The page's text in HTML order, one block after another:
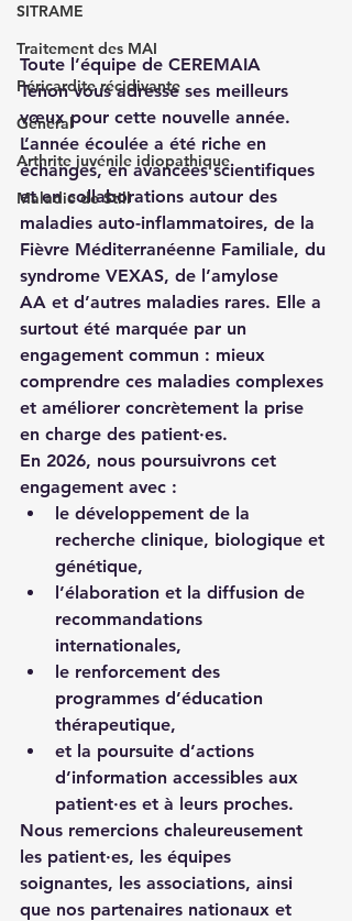
SITRAME
Traitement des MAI
Péricardite récidivante
Général
Arthrite juvénile idiopathique
Maladie de Still
Toute l’équipe de CEREMAIA
Tenon vous adresse ses meilleurs
vœux pour cette nouvelle année.
L’année écoulée a été riche en
échanges, en avancées scientifiques
et en collaborations autour des
maladies auto-inflammatoires, de la
Fièvre Méditerranéenne Familiale, du
syndrome VEXAS, de l’amylose
AA et d’autres maladies rares. Elle a
surtout été marquée par un
engagement commun : mieux
comprendre ces maladies complexes
et améliorer concrètement la prise
en charge des patient·es.
En 2026, nous poursuivrons cet
engagement avec :
le développement de la
recherche clinique, biologique et
génétique,
l’élaboration et la diffusion de
recommandations
internationales,
le renforcement des
programmes d’éducation
thérapeutique,
et la poursuite d’actions
d’information accessibles aux
patient·es et à leurs proches.
Nous remercions chaleureusement
les patient·es, les équipes
soignantes, les associations, ainsi
que nos partenaires nationaux et